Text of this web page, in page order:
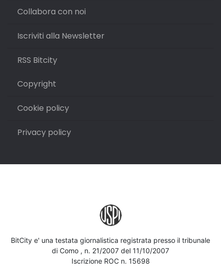
Collabora con noi
Iscriviti alla Newsletter
RSS Bitcity
Copyright
Cookie policy
Privacy policy
BitCity e' una testata giornalistica registrata presso il tribunale
di Como , n. 21/2007 del 11/10/2007
Iscrizione ROC n. 15698